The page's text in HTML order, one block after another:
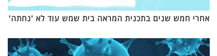
אחרי חמש שנים בתכנית המראה בית שמש עוד לא 'נחתה'